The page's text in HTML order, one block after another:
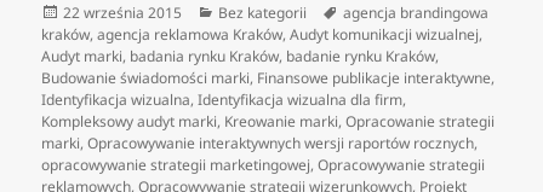
Data
publikacji
22 września 2015 Kategorie
Bez kategorii Tagi
agencja brandingowa
kraków,agencja reklamowa Kraków,Audyt komunikacji wizualnej,
Audyt marki, badania rynku Kraków, badanie rynku Kraków,
Budowanie świadomości marki, Finansowe publikacje interaktywne,
Identyfikacja wizualna,Identyfikacja wizualna dla firm,
Kompleksowy audyt marki, Kreowanie marki,Opracowanie strategii
marki,Opracowywanie interaktywnych wersji raportów rocznych,
opracowywanie strategii marketingowej,Opracowywanie strategii
reklamowych,Opracowywanie strategii wizerunkowych, Projekt